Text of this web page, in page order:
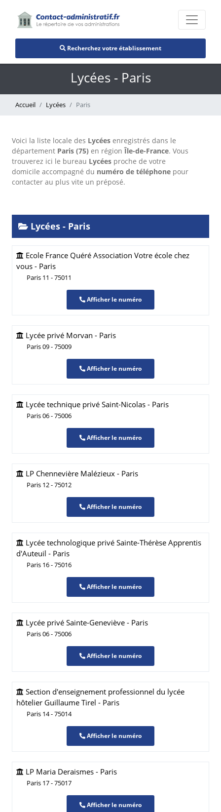
Recherchez votre établissement
Lycées - Paris
Accueil Lycées Paris
Voici la liste locale des Lycées enregistrés dans le
département Paris (75) en régionÎle-de-France. Vous
trouverez ici le bureau Lycées proche de votre
domicile accompagné du numéro de téléphone pour
contacter au plus vite un préposé.
Lycées - Paris
Ecole France Quéré Association Votre école chez
vous - Paris
Paris 11 - 75011
Afficher le numéro
Lycée privé Morvan - Paris
Paris 09 - 75009
Afficher le numéro
Lycée technique privé Saint-Nicolas - Paris
Paris 06 - 75006
Afficher le numéro
LP Chennevière Malézieux - Paris
Paris 12 - 75012
Afficher le numéro
Lycée technologique privé Sainte-Thérèse Apprentis
d'Auteuil - Paris
Paris 16 - 75016
Afficher le numéro
Lycée privé Sainte-Geneviève - Paris
Paris 06 - 75006
Afficher le numéro
Section d'enseignement professionnel du lycée
hôtelier Guillaume Tirel - Paris
Paris 14 - 75014
Afficher le numéro
LP Maria Deraismes - Paris
Paris 17 - 75017
Afficher le numéro